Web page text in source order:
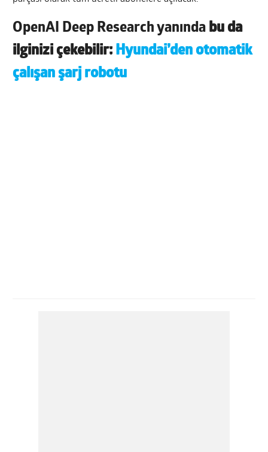
OpenAI Deep Research yanında bu da
ilginizi çekebilir: Hyundai’den otomatik
çalışan şarj robotu